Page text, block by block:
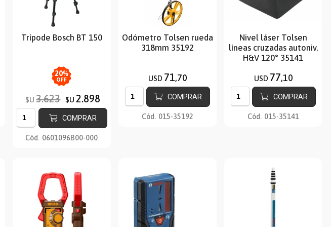
Trípode Bosch BT 150
20%
OFF
$U 3.623 $U 2.898
COMPRAR
Cód. 0601096B00-000
Odómetro Tolsen rueda
318mm 35192
USD 71,70
COMPRAR
Cód. 015-35192
Nivel láser Tolsen
líneas cruzadas autoniv.
H&V 120° 35141
USD 77,10
COMPRAR
Cód. 015-35141